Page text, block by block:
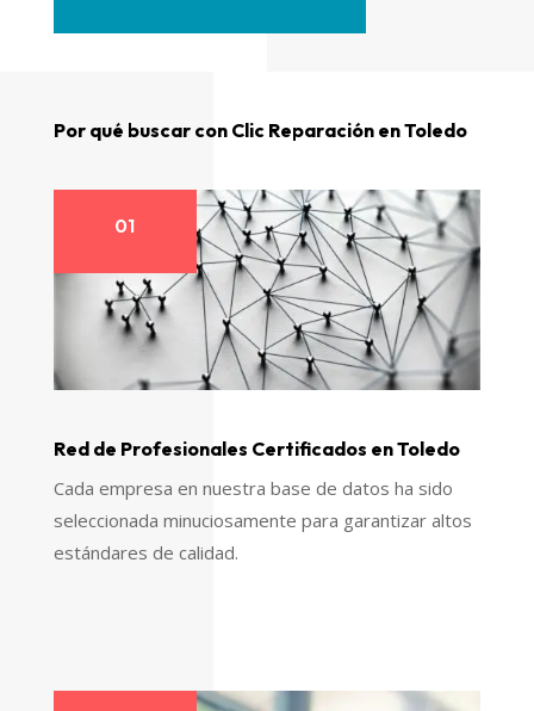
Por qué buscar con Clic Reparación en Toledo
01
Red de Profesionales Certificados en Toledo
Cada empresa en nuestra base de datos ha sido
seleccionada minuciosamente para garantizar altos
estándares de calidad.